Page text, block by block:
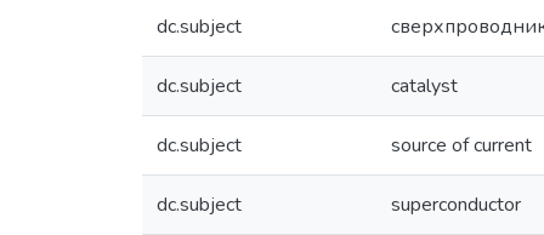
dc.subject
dc.subject catalyst
dc.subject source of current
dc.subject superconductor